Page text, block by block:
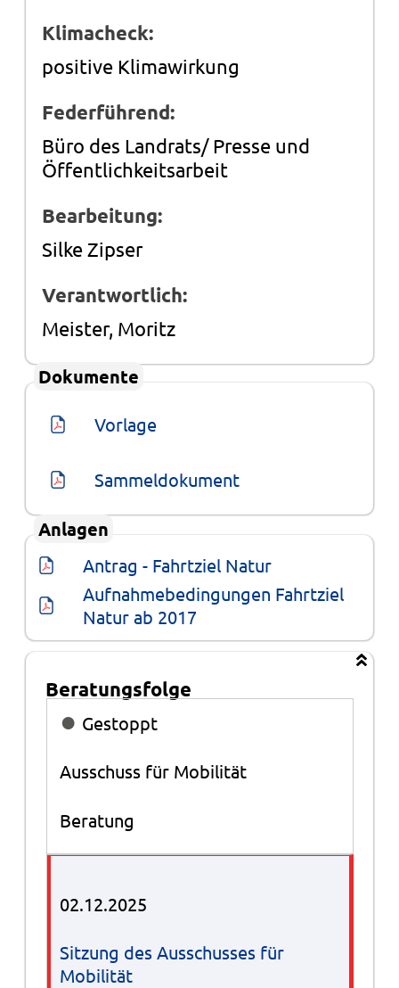
Klimacheck:
positive Klimawirkung
Federführend:
Büro des Landrats/ Presse und
Öffentlichkeitsarbeit
Bearbeitung:
Silke Zipser
Verantwortlich:
Meister, Moritz
Dokumente
Vorlage
Sammeldokument
Anlagen
Antrag - Fahrtziel Natur
Aufnahmebedingungen Fahrtziel
Natur ab 2017
Beratungsfolge
Beratungsfolge
● Gestoppt
Ausschuss für Mobilität
Beratung
02.12.2025
Sitzung des Ausschusses für
Mobilität